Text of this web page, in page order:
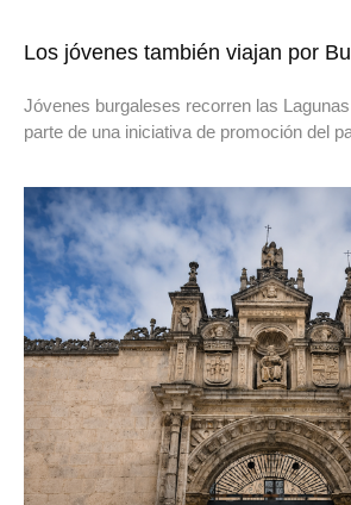
Los jóvenes también viajan por
Jóvenes burgaleses recorren las
parte de una iniciativa de promoción del